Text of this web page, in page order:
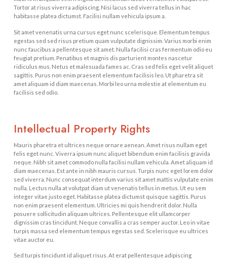
Tortor at risus viverra adipiscing. Nisi lacus sed viverra tellus in hac
habitasse platea dictumst. Facilisi nullam vehicula ipsum a.
Sit amet venenatis urna cursus eget nunc scelerisque. Elementum tempus
egestas sed sed risus pretium quam vulputate dignissim. Varius morbi enim
nunc faucibus a pellentesque sit amet. Nulla facilisi cras fermentum odio eu
feugiat pretium. Penatibus et magnis dis parturient montes nascetur
ridiculus mus. Netus et malesuada fames ac. Cras sed felis eget velit aliquet
sagittis. Purus non enim praesent elementum facilisis leo. Ut pharetra sit
amet aliquam id diam maecenas. Morbi leo urna molestie at elementum eu
facilisis sed odio.
Intellectual Property Rights
Mauris pharetra et ultrices neque ornare aenean. Amet risus nullam eget
felis eget nunc. Viverra ipsum nunc aliquet bibendum enim facilisis gravida
neque. Nibh sit amet commodo nulla facilisi nullam vehicula. Amet aliquam id
diam maecenas. Est ante in nibh mauris cursus. Turpis nunc eget lorem dolor
sed viverra. Nunc consequat interdum varius sit amet mattis vulputate enim
nulla. Lectus nulla at volutpat diam ut venenatis tellus in metus. Ut eu sem
integer vitae justo eget. Habitasse platea dictumst quisque sagittis. Purus
non enim praesent elementum. Ultricies mi quis hendrerit dolor. Nulla
posuere sollicitudin aliquam ultrices. Pellentesque elit ullamcorper
dignissim cras tincidunt. Neque convallis a cras semper auctor. Leo in vitae
turpis massa sed elementum tempus egestas sed. Scelerisque eu ultrices
vitae auctor eu.
Sed turpis tincidunt id aliquet risus. At erat pellentesque adipiscing